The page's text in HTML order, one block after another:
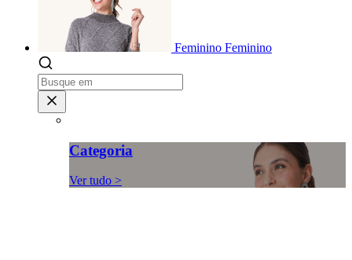
Feminino Feminino
Categoria
Ver tudo >